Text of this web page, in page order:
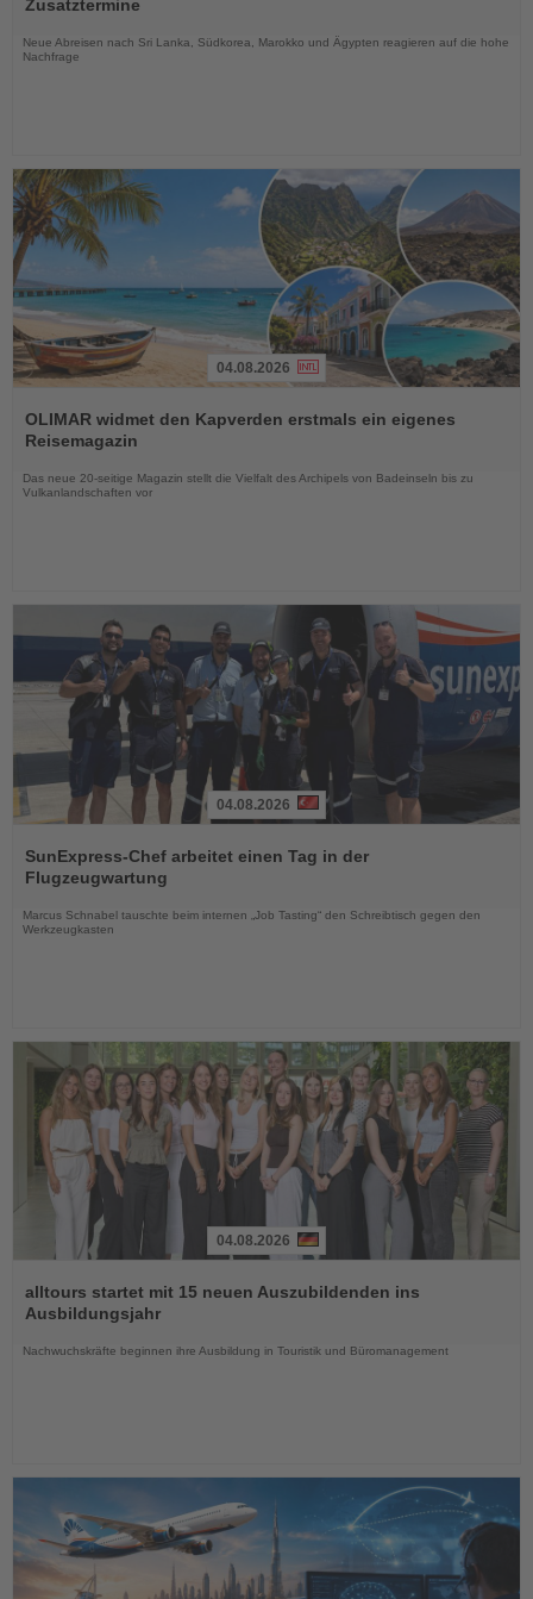
Zusatztermine
Neue Abreisen nach Sri Lanka, Südkorea, Marokko und Ägypten reagieren auf die hohe
Nachfrage
Sie
die
Nachrichten
04.08.2026
OLIMAR widmet den Kapverden erstmals ein eigenes
Reisemagazin
Das neue 20-seitige Magazin stellt die Vielfalt des Archipels von Badeinseln bis zu
Vulkanlandschaften vor
Sie
die
Nachrichten
04.08.2026
SunExpress-Chef arbeitet einen Tag in der
Flugzeugwartung
Marcus Schnabel tauschte beim internen „Job Tasting“ den Schreibtisch gegen den
Werkzeugkasten
Sie
die
04.08.2026
alltours startet mit 15 neuen Auszubildenden ins
Ausbildungsjahr
Nachwuchskräfte beginnen ihre Ausbildung in Touristik und Büromanagement